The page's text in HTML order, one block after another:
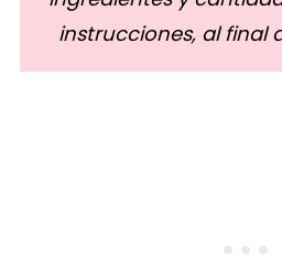
instrucciones, al final